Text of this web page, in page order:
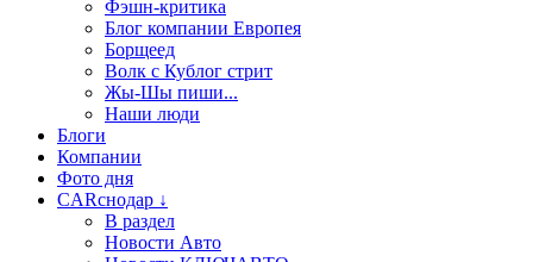
Фэшн-критика
Блог компании Европея
Борщеед
Волк с Кублог стрит
Жы-Шы пиши...
Наши люди
Блоги
Компании
Фото дня
CARснодар ↓
В раздел
Новости Авто